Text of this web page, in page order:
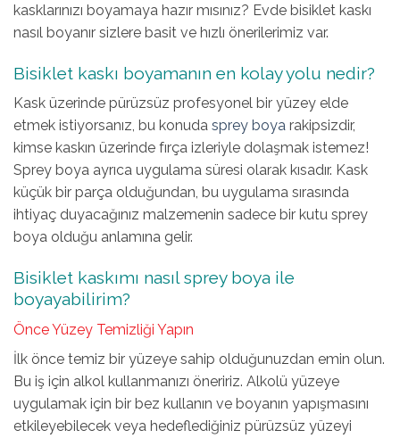
kasklarınızı boyamaya hazır mısınız? Evde bisiklet kaskı
nasıl boyanır sizlere basit ve hızlı önerilerimiz var.
Bisiklet kaskı boyamanın en kolay yolu nedir?
Kask üzerinde pürüzsüz profesyonel bir yüzey elde
etmek istiyorsanız, bu konuda sprey boya rakipsizdir,
kimse kaskın üzerinde fırça izleriyle dolaşmak istemez!
Sprey boya ayrıca uygulama süresi olarak kısadır. Kask
küçük bir parça olduğundan, bu uygulama sırasında
ihtiyaç duyacağınız malzemenin sadece bir kutu sprey
boya olduğu anlamına gelir.
Bisiklet kaskımı nasıl sprey boya ile
boyayabilirim?
Önce Yüzey Temizliği Yapın
İlk önce temiz bir yüzeye sahip olduğunuzdan emin olun.
Bu iş için alkol kullanmanızı öneririz. Alkolü yüzeye
uygulamak için bir bez kullanın ve boyanın yapışmasını
etkileyebilecek veya hedeflediğiniz pürüzsüz yüzeyi